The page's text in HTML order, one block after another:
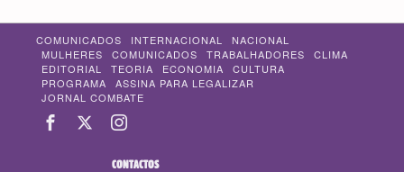
COMUNICADOS INTERNACIONAL
NACIONAL
MULHERES
COMUNICADOS TRABALHADORES
CLIMA
EDITORIAL
TEORIA ECONOMIA
CULTURA
PROGRAMA
ASSINA PARA LEGALIZAR
JORNAL COMBATE
CONTACTOS